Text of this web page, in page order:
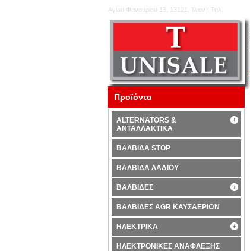
Αγίου Φανουρίου 13, 13121, Ίλιον | Τηλ.
Προϊόντα
ALTERNATORS &
ΑΝΤΑΛΛΑΚΤΙΚΑ
ΒΑΛΒΙΔΑ STOP
ΒΑΛΒΙΔΑ ΛΑΔΙΟΥ
ΒΑΛΒΙΔΕΣ
ΒΑΛΒΙΔΕΣ AGR ΚΑΥΣΑΕΡΙΩΝ
ΗΛΕΚΤΡΙΚΑ
ΗΛΕΚΤΡΟΝΙΚΕΣ ΑΝΑΦΛΕΞΗΣ